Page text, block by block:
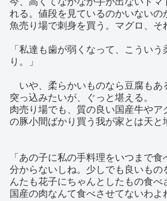
れる。値段を見ているのかいないの
魚売り場で刺身を買う。マグロ、そ
「私達も歯が弱くなって、こうい
り。」
いや、柔らかいものなら豆腐もあ
突っ込みたいが、ぐっと堪える。
肉売り場でも、質の良い国産牛や
の豚小間ばかり買う我が家とは天と
「あの子に私の手料理をいつまで
分からないしね。少しでも良いもの
んたも花子にちゃんとしたもの食
国産の肉なんて食べさせてないわよ